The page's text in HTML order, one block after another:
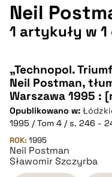
Neil
1 artykuły w
„Technopol.
Neil Postman,
Warszawa 1995 :
Opublikowano w:
1995 / Tom 4 / s. 246 -
ROK: 1995
Neil Postman
Sławomir Szczyrba